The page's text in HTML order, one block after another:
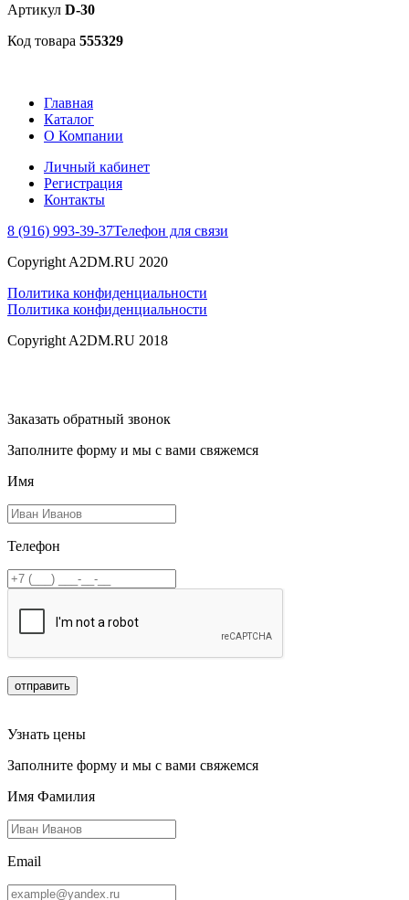
Артикул D-30
Код товара 555329
Главная
Каталог
О Компании
Личный кабинет
Регистрация
Контакты
8 (916) 993-39-37Телефон для связи
Copyright A2DM.RU 2020
Политика конфиденциальности
Политика конфиденциальности
Copyright A2DM.RU 2018
Заказать обратный звонок
Заполните форму и мы с вами свяжемся
Имя
Телефон
отправить
Узнать цены
Заполните форму и мы с вами свяжемся
Имя Фамилия
Email